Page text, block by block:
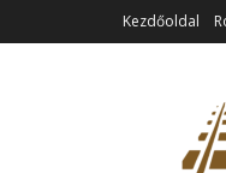
Kezdőoldal